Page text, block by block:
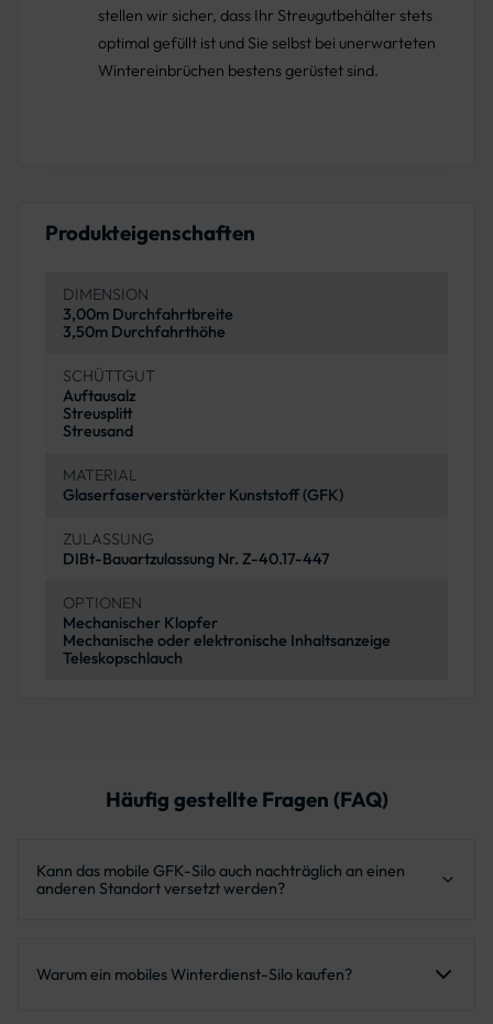
stellen wir sicher, dass Ihr Streugutbehälter stets
optimal gefüllt ist und Sie selbst bei unerwarteten
Wintereinbrüchen bestens gerüstet sind.
Produkteigenschaften
DIMENSION
3,00m Durchfahrtbreite
3,50m Durchfahrthöhe
SCHÜTTGUT
Auftausalz
Streusplitt
Streusand
MATERIAL
Glaserfaserverstärkter Kunststoff (GFK)
ZULASSUNG
DIBt-Bauartzulassung Nr. Z-40.17-447
OPTIONEN
Mechanischer Klopfer
Mechanische oder elektronische Inhaltsanzeige
Teleskopschlauch
Häufig gestellte Fragen (FAQ)
Kann das mobile GFK-Silo auch nachträglich an einen
anderen Standort versetzt werden?
bei Bedarf mit einem Kran oder Lkw an einen neuen
Warum ein mobiles Winterdienst-Silo kaufen?